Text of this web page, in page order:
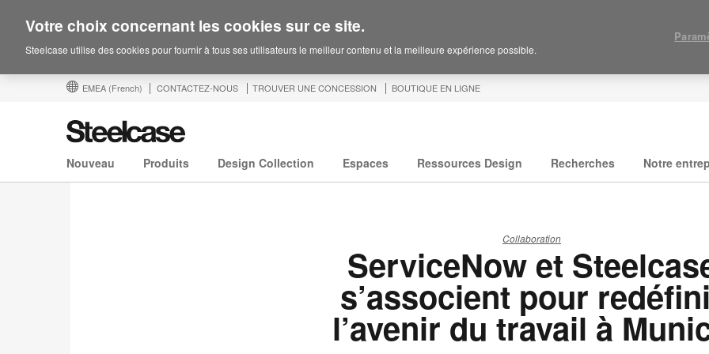
EMEA (French) CONTACTEZ-NOUS TROUVER UNE CONCESSION BOUTIQUE EN LIGNE
Nouveau Produits Design Collection Espaces Ressources Design Recherches Notre
Collaboration
ServiceNow et
s’associent pour
l’avenir du travail à
Votre choix concernant les cookies sur ce site.
Steelcase utilise des cookies pour fournir à tous ses utilisateurs le meilleur contenu et la meilleure expérience possible.